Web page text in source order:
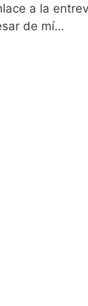
a la
de mí…